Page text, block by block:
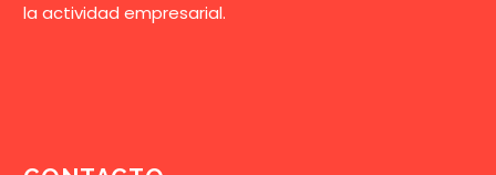
la actividad empresarial.